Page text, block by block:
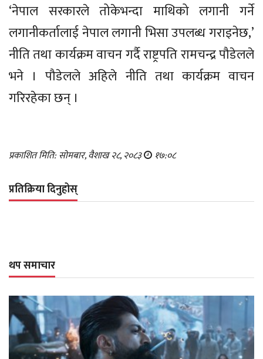
‘नेपाल सरकारले तोकेभन्दा माथिको लगानी गर्ने
लगानीकर्तालाई नेपाल लगानी भिसा उपलब्ध गराइनेछ,’
नीति तथा कार्यक्रम वाचन गर्दै राष्ट्रपति रामचन्द्र पौडेलले
भने । पौडेलले अहिले नीति तथा कार्यक्रम वाचन
गरिरहेका छन् ।
प्रकाशित मिति: सोमबार, वैशाख २८, २०८३ १७:०८
प्रतिक्रिया दिनुहोस्
थप समाचार